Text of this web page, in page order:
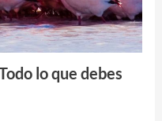
lo que debes